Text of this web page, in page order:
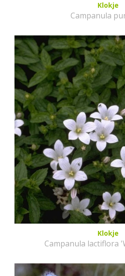
Klokje
Campanula
Klokje
Campanula lactiflora